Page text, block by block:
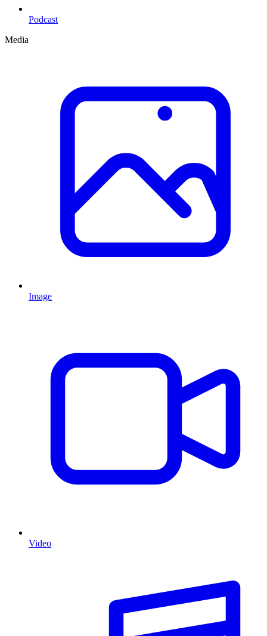
Podcast
Media
Image
Video